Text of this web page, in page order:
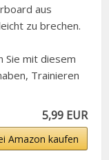
aus
zu brechen.
Sie mit diesem
Trainieren
5,99 EUR
Amazon kaufen